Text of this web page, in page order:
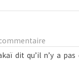
dit qu’il n’y a